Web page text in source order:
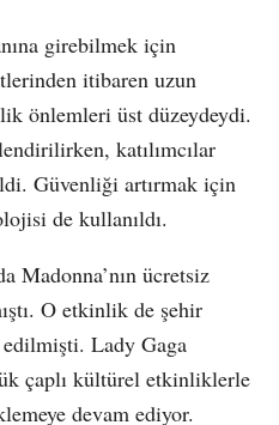
girebilmek için
itibaren uzun
önlemleri üst düzeydeydi.
katılımcılar
Güvenliği artırmak için
de kullanıldı.
Madonna’nın ücretsiz
O etkinlik de şehir
Lady Gaga
çaplı kültürel etkinliklerle
devam ediyor.